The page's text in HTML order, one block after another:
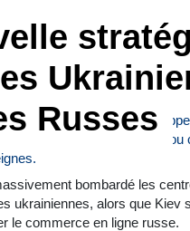
Russes
bombardé les
ukrainiennes, alors que Kiev
le commerce en ligne russe.